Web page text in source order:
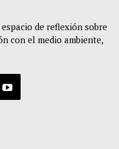
de reflexión sobre
con el medio ambiente,